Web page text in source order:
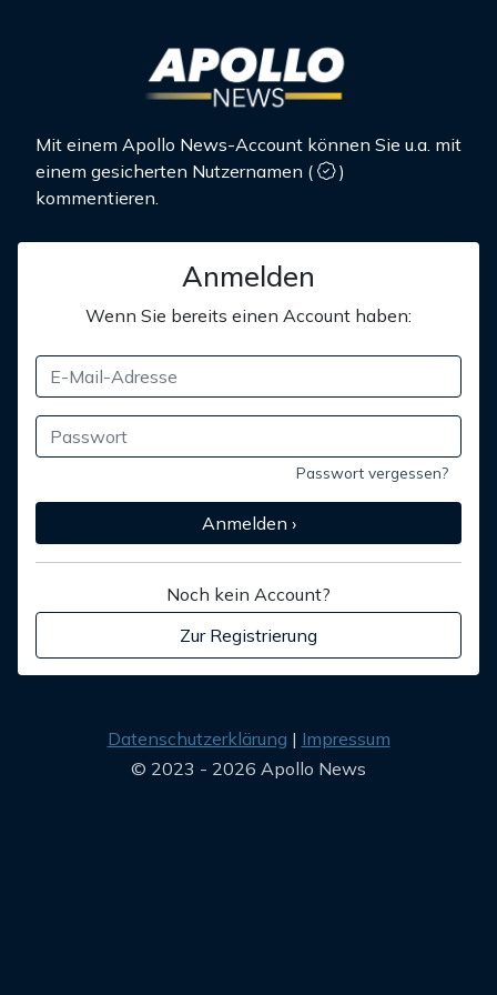
Mit einem Apollo News-Account können Sie u.a. mit
einem gesicherten Nutzernamen (
)
kommentieren.
Anmelden
Wenn Sie bereits einen Account haben:
Passwort vergessen?
Anmelden ›
Noch kein Account?
Zur Registrierung
Datenschutzerklärung
Impressum
© 2023 - 2026 Apollo News